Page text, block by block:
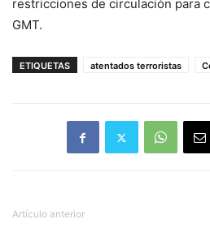
restricciones de circulación para
GMT.
ETIQUETAS atentados terroristas
Artículo anterior